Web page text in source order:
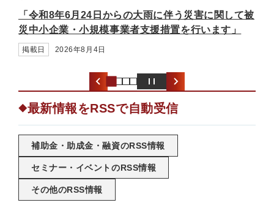
て被
「中小企業省力化投資補助金（一般型）（第7回公
募）」
掲載日 2026年8月3日
◆最新情報をRSSで自動受信
補助金・助成金・融資のRSS情報
セミナー・イベントのRSS情報
その他のRSS情報